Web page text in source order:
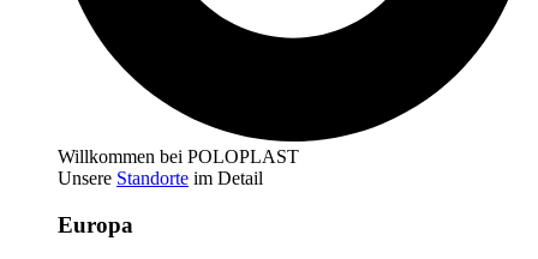
Willkommen bei POLOPLAST
Unsere Standorte im Detail
Europa